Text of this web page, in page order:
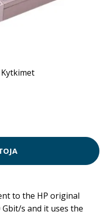
Kytkimet
to the HP original
s and it uses the